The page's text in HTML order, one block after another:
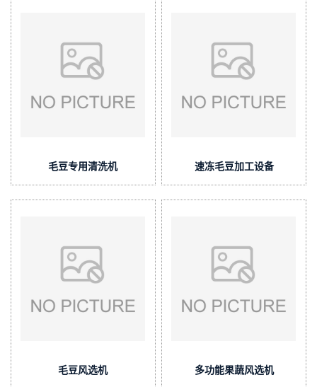
毛豆专用清洗机 速冻毛豆加工设备
毛豆风选机 多功能果蔬风选机